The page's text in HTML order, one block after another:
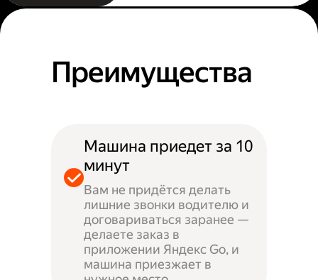
Преимущества
Машина приедет за 10
минут
Вам не придётся делать
лишние звонки водителю и
договариваться заранее —
делаете заказ в
приложении Яндекс Go, и
машина приезжает в